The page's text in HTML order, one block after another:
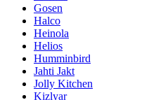
Gosen
Halco
Heinola
Helios
Humminbird
Jahti Jakt
Jolly Kitchen
Kizlyar